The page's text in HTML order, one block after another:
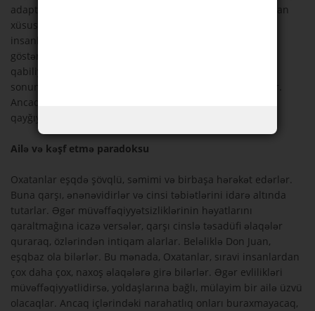
adaptasiya etməyə uyğundur. Bu səbəblə onlarda olmayan
xüsusiyyətlərə sahib, beləliklə də onları tamamlayan
insanlarla çalışdıqları zaman böyük müvəffəqiyyət
göstərərlər. İradələri qüvvətlidir. Təşkilat mövzusunda
qabiliyyətlidirlər və üzərlərinə götürdükləri yeni proyekti
sonuna qədər aparıb nəticəyə çatarlar. Çox comərddirlər.
Ancaq bu həddindən artıq comərdliklərini, qaynaqlarını
qayğıyla istifadə etməyi bildiklərindən tarazlaya bilərlər.
Ailə və kəşf etmə paradoksu
Oxatanlar eşqdə şövqlü, səmimi və birbaşa hərəkət edərlər.
Buna qarşı, ənənəvidirlər və cinsi təbiətlərini idarə altında
tutarlar. Əgər müvəffəqiyyətsizliklərinin həyatlarını
qaraltmağına icazə versələr, qarşı cinslə təsadüfi əlaqələr
quraraq, özlərindən intiqam alarlar. Beləliklə Don Juan,
eşqbaz ola bilərlər. Bu mənada, Oxatanlar, sıravi insanlardan
çox daha çox, naxoş əlaqələrə girə bilərlər. Əgər evlilikləri
müvəffəqiyyətlidirsə, yoldaşlarına bağlı, mülayim bir ailə üzvü
olacaqlar. Ancaq içlərindəki narahatlıq onları buraxmayacaq,